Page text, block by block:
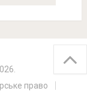
право